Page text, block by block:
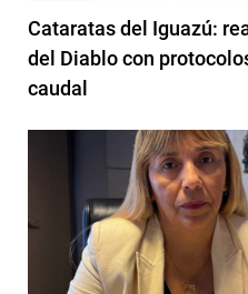
Cataratas del Iguazú:
del Diablo con
caudal